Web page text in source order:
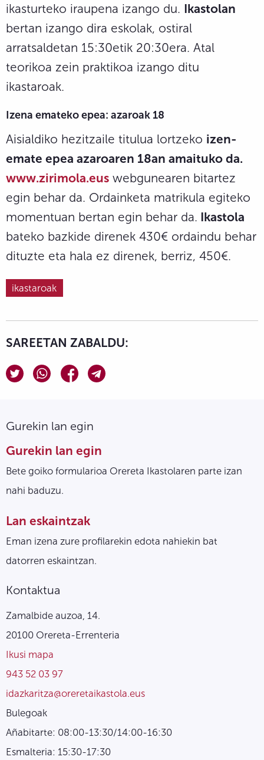
ikasturteko iraupena izango du. Ikastolan
bertan izango dira eskolak, ostiral
arratsaldetan 15:30etik 20:30era. Atal
teorikoa zein praktikoa izango ditu
ikastaroak.
Izena emateko epea: azaroak 18
Aisialdiko hezitzaile titulua lortzeko izen-
emate epea azaroaren 18an amaituko da.
www.zirimola.eus webgunearen bitartez
egin behar da. Ordainketa matrikula egiteko
momentuan bertan egin behar da. Ikastola
bateko bazkide direnek 430€ ordaindu behar
dituzte eta hala ez direnek, berriz, 450€.
ikastaroak
SAREETAN ZABALDU:
Gurekin lan egin
Gurekin lan egin
Bete goiko formularioa Orereta Ikastolaren parte izan
nahi baduzu.
Lan eskaintzak
Eman izena zure profilarekin edota nahiekin bat
datorren eskaintzan.
Kontaktua
Zamalbide auzoa, 14.
20100 Orereta-Errenteria
Ikusi mapa
943 52 03 97
idazkaritza@oreretaikastola.eus
Bulegoak
Añabitarte: 08:00-13:30/14:00-16:30
Esmalteria: 15:30-17:30